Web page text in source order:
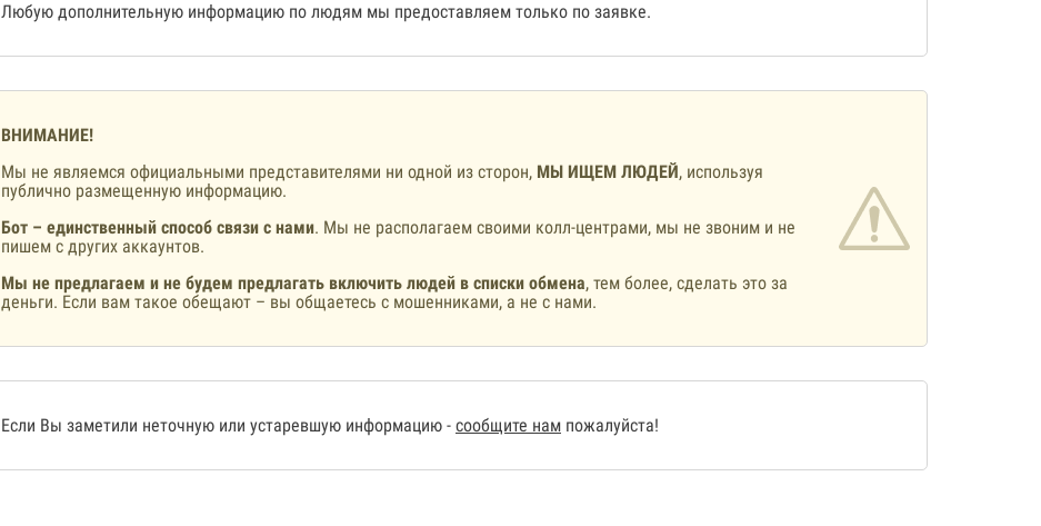
Любую дополнительную информацию по людям мы предоставляем только по заявке.
ВНИМАНИЕ!
Мы не являемся официальными представителями ни одной из сторон, МЫ ИЩЕМ ЛЮДЕЙ, используя
публично размещенную информацию.
Бот – единственный способ связи с нами. Мы не располагаем своими колл-центрами, мы не звоним и не
пишем с других аккаунтов.
Мы не предлагаем и не будем предлагать включить людей в списки обмена, тем более, сделать это за
деньги. Если вам такое обещают – вы общаетесь с мошенниками, а не с нами.
Если Вы заметили неточную или устаревшую информацию - сообщите нам пожалуйста!